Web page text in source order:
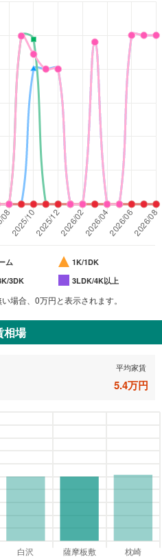
ム
1K/1DK
3DK 3LDK/4K以上
場合、0万円と表示されます。
相場
平均家賃
5.4万円